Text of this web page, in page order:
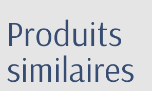
Produits
similaires